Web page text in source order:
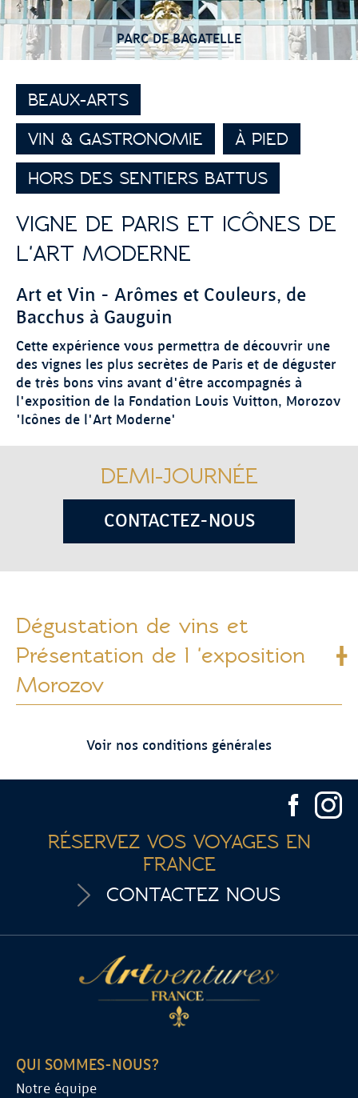
PARC DE BAGATELLE
BEAUX-ARTS
VIN & GASTRONOMIE
À PIED
HORS DES SENTIERS BATTUS
VIGNE DE PARIS ET ICÔNES DE
L'ART MODERNE
Art et Vin - Arômes et Couleurs, de
Bacchus à Gauguin
Cette expérience vous permettra de découvrir une
des vignes les plus secrètes de Paris et de déguster
de très bons vins avant d'être accompagnés à
l'exposition de la Fondation Louis Vuitton, Morozov
'Icônes de l'Art Moderne'
DEMI-JOURNÉE
CONTACTEZ-NOUS
Dégustation de vins et
Présentation de l 'exposition
Morozov
Voir nos conditions générales
RÉSERVEZ VOS VOYAGES EN
FRANCE
CONTACTEZ NOUS
QUI SOMMES-NOUS?
Notre équipe